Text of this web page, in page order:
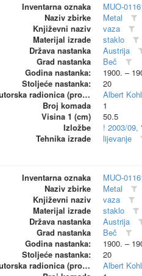
Inventarna oznaka
MUO-
Naziv zbirke
Metal
Književni naziv
vaza
Materijal izrade
staklo
Država nastanka
Austrija
Grad nastanka
Beč
Godina nastanka:
1900. –
Stoljeće nastanka:
20
Autorska radionica (proizvođač)
Albert
Broj komada
1
Visina 1 (cm)
50.5
Izložbe
! 2003/09,
Tehnika izrade
lijevanje
Inventarna oznaka
MUO-
Naziv zbirke
Metal
Književni naziv
vaza
Materijal izrade
staklo
Država nastanka
Austrija
Grad nastanka
Beč
Godina nastanka:
1900. –
Stoljeće nastanka:
20
Autorska radionica (proizvođač)
Albert